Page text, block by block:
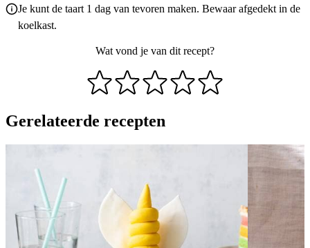
Je kunt de taart 1 dag van tevoren maken. Bewaar afgedekt in de
koelkast.
Wat vond je van dit recept?
Gerelateerde recepten